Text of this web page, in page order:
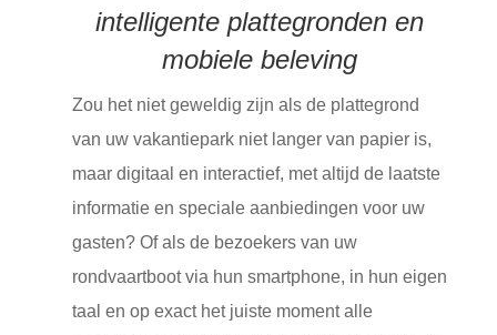
intelligente plattegronden en
mobiele beleving
Zou het niet geweldig zijn als de plattegrond
van uw vakantiepark niet langer van papier is,
maar digitaal en interactief, met altijd de laatste
informatie en speciale aanbiedingen voor uw
gasten? Of als de bezoekers van uw
rondvaartboot via hun smartphone, in hun eigen
taal en op exact het juiste moment alle